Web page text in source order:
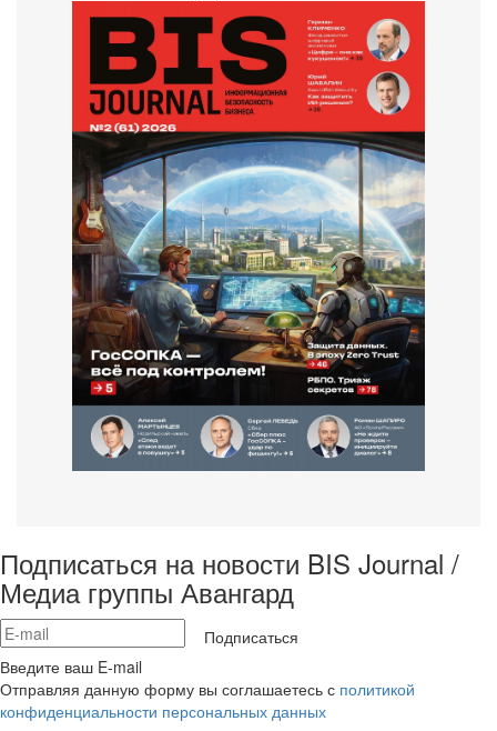
Подписаться на новости BIS Journal /
Медиа группы Авангард
Подписаться
Введите ваш E-mail
Отправляя данную форму вы соглашаетесь с политикой
конфиденциальности персональных данных